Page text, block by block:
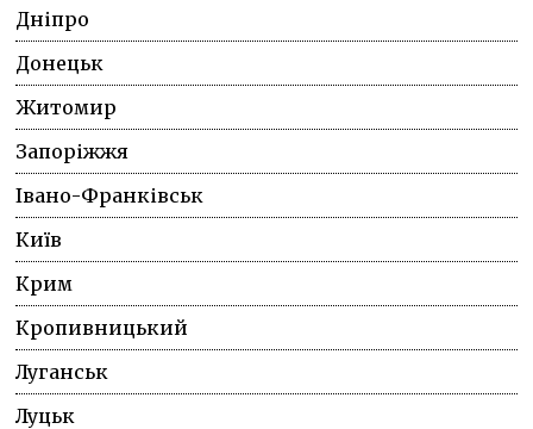
Дніпро
Донецьк
Житомир
Запоріжжя
Івано-Франківськ
Київ
Крим
Кропивницький
Луганськ
Луцьк